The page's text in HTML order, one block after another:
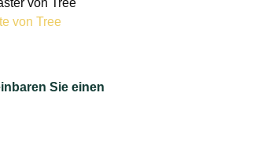
von Tree
Sie einen